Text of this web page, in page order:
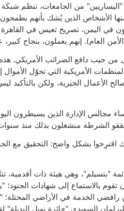
من الجامعات، تنظم
الأشخاص الذين يُشك بأنهم
في اليمن، تصريح تعيس في
العام). إنهم يعملون، بنجاح كبير،
جيب دافع الضرائب الأمريكي.
الأمريكية التي تحوّل الأموال
الخيرية، ولكن بالتأكيد
مجالس الإدارة الذين يسيطرون
الشرطة منشغلون بذلك منذ
اقترِحوا بشكل واضح: التحقيق مع
"بتسيلم"، وهي هيئة ذات أقدمية،
بالاستماع إلى شهادات
رافضي الخدمة في الأراضي
السويدي "جائزة نوبل البديلة"